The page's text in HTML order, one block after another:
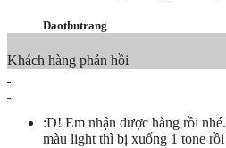
Daothutrang
Khách hàng phản hồi
:D! Em nhận được hàng rồi
màu light thì bị xuống 1 tone